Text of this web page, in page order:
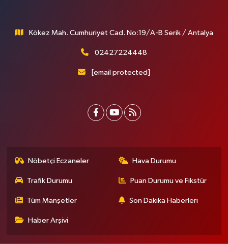
Kökez Mah. Cumhuriyet Cad. No:19/A-B Serik / Antalya
02427224448
[email protected]
Nöbetçi Eczaneler Hava Durumu
Trafik Durumu Puan Durumu ve Fikstür
Tüm Manşetler Son Dakika Haberleri
Haber Arşivi